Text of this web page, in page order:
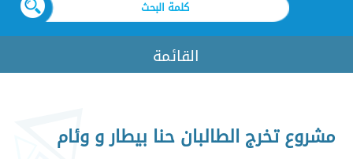
القائمة
مشروع تخرج الطالبان حنا بيطار و وئام